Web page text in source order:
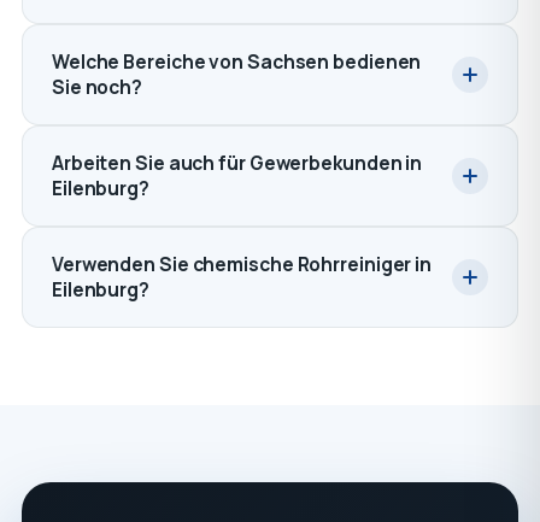
Welche Bereiche von Sachsen bedienen
Sie noch?
Arbeiten Sie auch für Gewerbekunden in
Eilenburg?
Verwenden Sie chemische Rohrreiniger in
Eilenburg?